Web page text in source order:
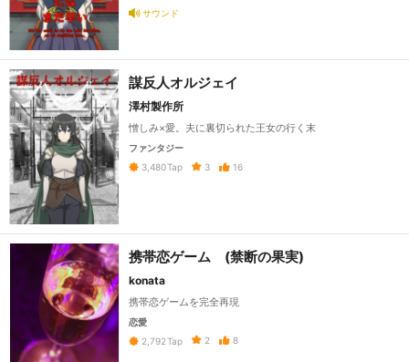
サウンド
謀反人オルジェイ
澤村製作所
憎しみ×愛。夫に裏切られた王女の行く末
ファンタジー
3,480Tap 3 16
携帯恋ゲーム (禁断の果実)
konata
携帯恋ゲームを完全再現
恋愛
2,792 Tap 2 8